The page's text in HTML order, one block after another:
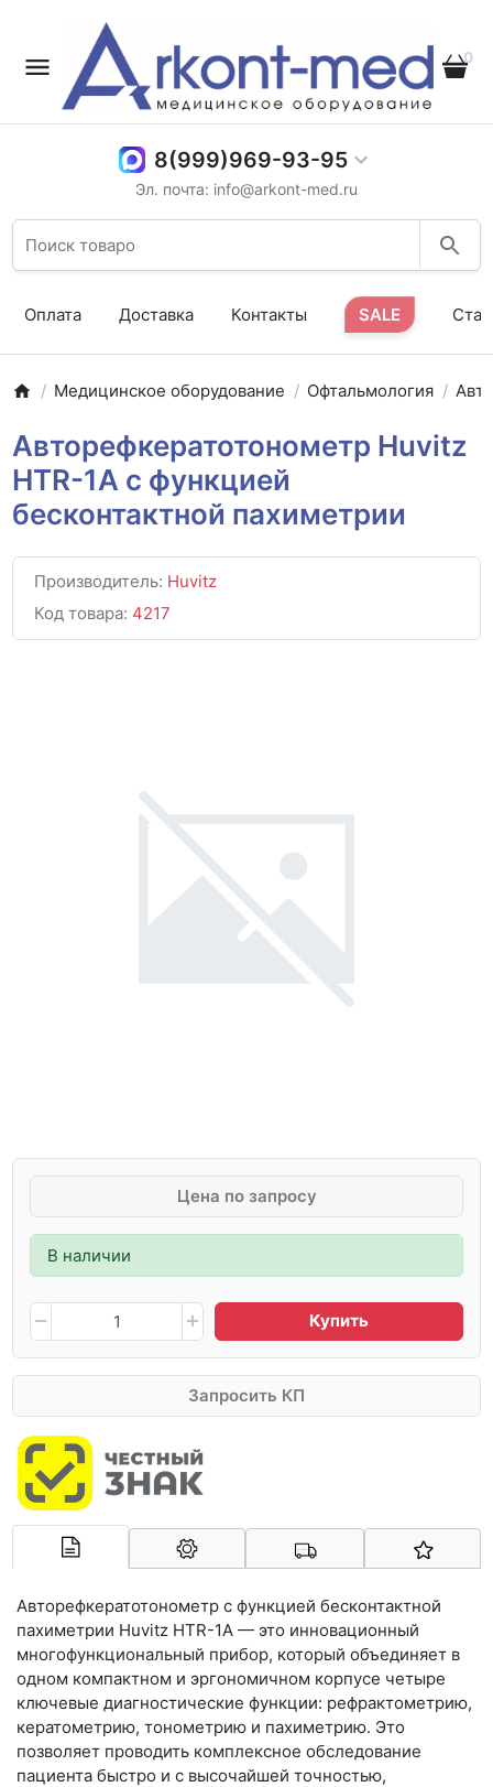
0
8(999)969-93-95
Эл. почта: info@arkont-med.ru
Оплата Доставка Контакты SALE
Медицинское оборудование Офтальмология
Авторефкератотонометр Huvitz
HTR-1A с функцией
бесконтактной пахиметрии
Производитель: Huvitz
Код товара: 4217
Цена по запросу
В наличии
Купить
Запросить КП
Арконт-Мед
Авторефкератотонометр с функцией бесконтактной
пахиметрии Huvitz HTR-1A — это инновационный
многофункциональный прибор, который объединяет в
одном компактном и эргономичном корпусе четыре
ключевые диагностические функции: рефрактометрию,
кератометрию, тонометрию и пахиметрию. Это
позволяет проводить комплексное обследование
пациента быстро и с высочайшей точностью,